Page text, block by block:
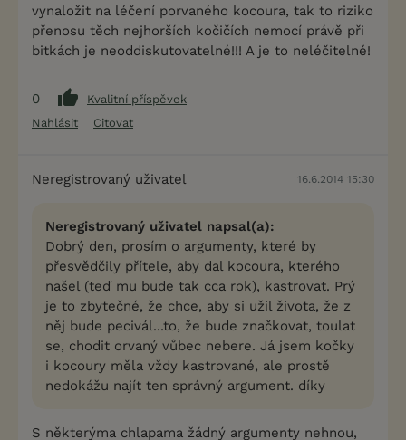
vynaložit na léčení porvaného kocoura, tak to riziko
přenosu těch nejhorších kočičích nemocí právě při
bitkách je neoddiskutovatelné!!! A je to neléčitelné!
0
Kvalitní příspěvek
Nahlásit
Citovat
Neregistrovaný uživatel 16.6.2014 15:30
Neregistrovaný uživatel napsal(a):
Dobrý den, prosím o argumenty, které by
přesvědčily přítele, aby dal kocoura, kterého
našel (teď mu bude tak cca rok), kastrovat. Prý
je to zbytečné, že chce, aby si užil života, že z
něj bude pecivál...to, že bude značkovat, toulat
se, chodit orvaný vůbec nebere. Já jsem kočky
i kocoury měla vždy kastrované, ale prostě
nedokážu najít ten správný argument. díky
S některýma chlapama žádný argumenty nehnou,